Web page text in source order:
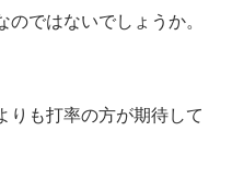
ではないでしょうか。
りも打率の方が期待して